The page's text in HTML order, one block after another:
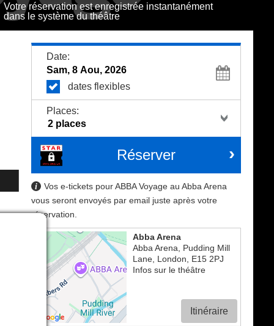
Votre réservation est enregistrée instantanément
dans le système du théâtre
Date:
dates flexibles
Places:
Réserver
Vos e-tickets pour ABBA Voyage au Abba Arena
vous seront envoyés par email juste après votre
réservation.
Abba Arena
Abba Arena, Pudding Mill
Lane London
E15 2PJ
Infos sur le théâtre
Itinéraire